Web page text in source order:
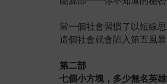
當一個社會習慣了以短線
這個社會就會陷入第五風
第二部
七個小方塊，多少無名英雄